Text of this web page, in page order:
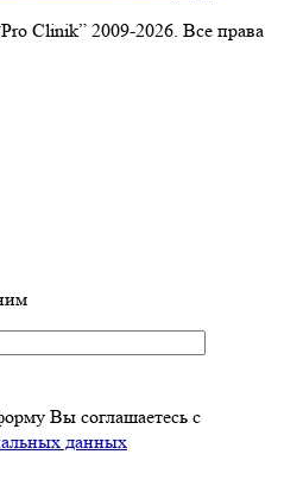
Clinik” 2009-2026. Все права
Вы соглашаетесь с
данных